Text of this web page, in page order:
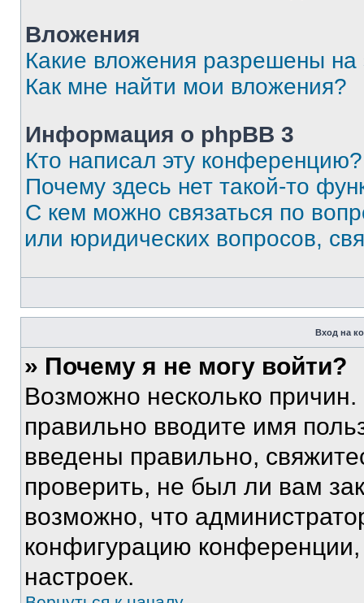
Вложения
Какие вложения разрешены
Как мне найти мои вложения?
Информация о phpBB 3
Кто написал эту конференцию?
Почему здесь нет такой-то
С кем можно связаться по
или юридических вопросов,
Вход на
» Почему я не могу войти?
Возможно несколько
правильно вводите имя
введены правильно,
проверить, не был ли вам
возможно, что
конфигурацию
настроек.